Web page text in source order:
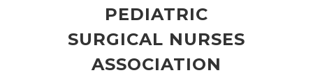
PEDIATRIC
SURGICAL NURSES
ASSOCIATION